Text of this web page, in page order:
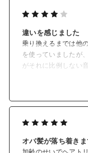
リフトドライヤーを購
事前に試していたので
迷いなく購入しまし
違いを感じました
乗り換えるまでは他
を使っていましたが
がそれに比例しない
と思いますし、風量
ています。
オバ髪が落ち着き